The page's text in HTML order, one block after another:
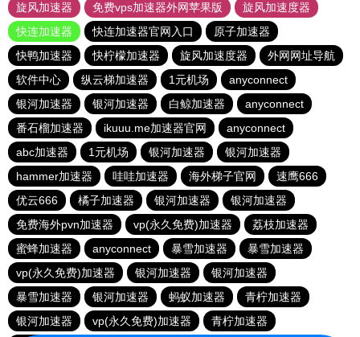
旋风加速器
免费vps加速器外网苹果版
旋风加速度器
快连加速器
快连加速器官网入口
原子加速器
快鸭加速器
快柠檬加速器 旋风加速度器
外网网址导航
软件中心
纵云梯加速器 1元机场
anyconnect
银河加速器
银河加速器 白鲸加速器
anyconnect
番石榴加速器
ikuuu.me加速器官网
anyconnect
abc加速器
1元机场 银河加速器
银河加速器
hammer加速器
哇哇加速器 海外梯子官网
速鹰666
优云666
橘子加速器 银河加速器
银河加速器
免费海外pvn加速器
vp(永久免费)加速器
荔枝加速器
蜜蜂加速器
anyconnect 暴雪加速器
暴雪加速器
vp(永久免费)加速器
银河加速器
银河加速器
暴雪加速器
银河加速器 蚂蚁加速器
青柠加速器
银河加速器
vp(永久免费)加速器 青柠加速器